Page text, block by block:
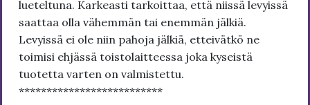
lueteltuna. Karkeasti tarkoittaa, että niissä levyissä
saattaa olla vähemmän tai enemmän jälkiä.
Levyissä ei ole niin pahoja jälkiä, etteivätkö ne
toimisi ehjässä toistolaitteessa joka kyseistä
tuotetta varten on valmistettu.
**************************